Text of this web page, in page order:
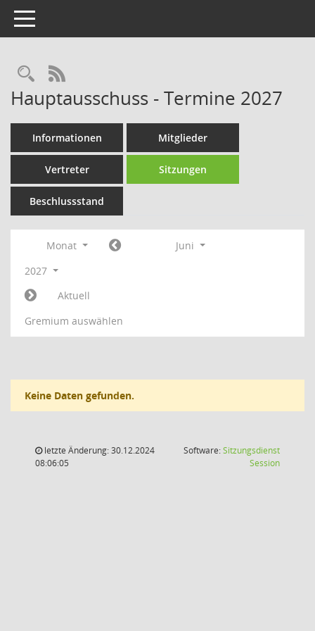
Toggle navigation
Rechercheauswahl
RSS-Feed
Hauptausschuss - Termine 2027
Informationen Mitglieder
Vertreter Sitzungen
Beschlussstand
Monat
Juni
2027
Aktuell
Gremium auswählen
Keine Daten gefunden.
letzte Änderung: 30.12.2024
08:06:05
Software:Sitzungsdienst
Session(Wird in